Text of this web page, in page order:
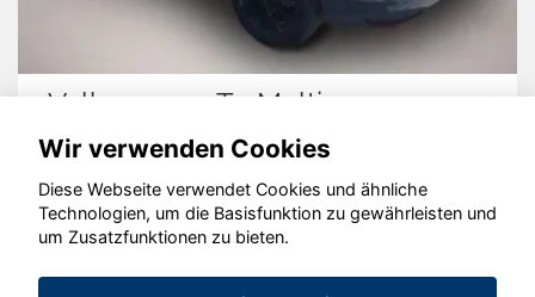
Volkswagen T7 Multivan
© konjunkturmotor.de GmbH 2020 - 2026
Wir verwenden Cookies
Diese Webseite verwendet Cookies und ähnliche
Technologien, um die Basisfunktion zu gewährleisten und
um Zusatzfunktionen zu bieten.